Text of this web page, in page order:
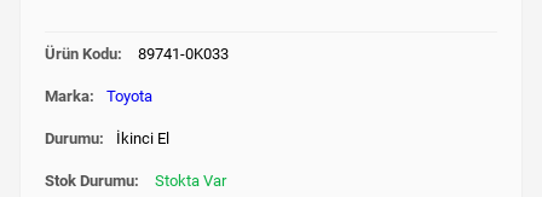
Ürün Kodu: 89741-0K033
Marka: Toyota
Durumu: İkinci El
Stok Durumu: Stokta Var